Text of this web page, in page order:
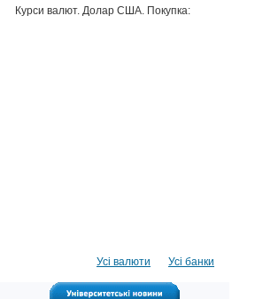
Курси валют. Долар США. Покупка:
Усі банки
Усі валюти